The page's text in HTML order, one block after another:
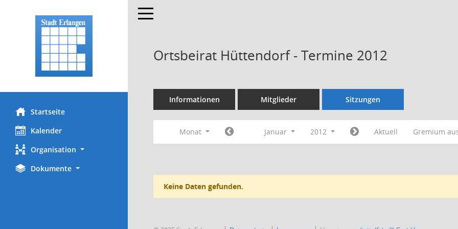
Startseite
Kalender
Organisation
Dokumente
Toggle navigation
Ortsbeirat Hüttendorf - Termine 2012
Informationen Mitglieder Sitzungen
Monat Januar 2012 Aktuell Gremium
Keine Daten gefunden.